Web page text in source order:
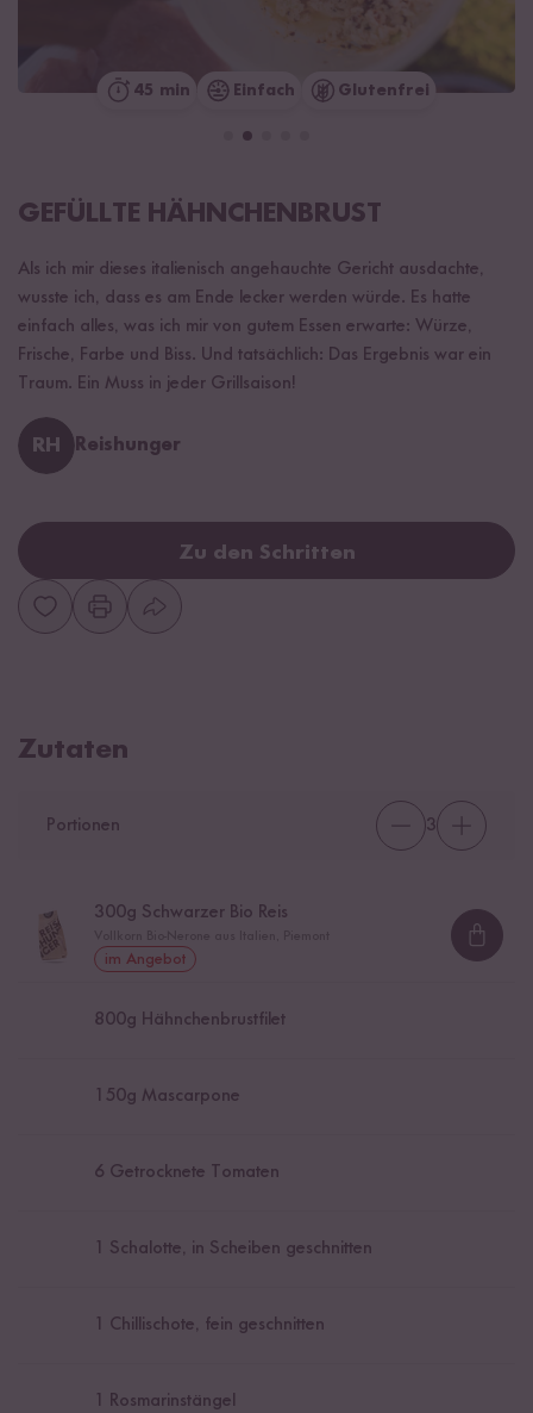
45 min Einfach Glutenfrei
GEFÜLLTE HÄHNCHENBRUST
Als ich mir dieses italienisch angehauchte Gericht ausdachte,
wusste ich, dass es am Ende lecker werden würde. Es hatte
einfach alles, was ich mir von gutem Essen erwarte: Würze,
Frische, Farbe und Biss. Und tatsächlich: Das Ergebnis war ein
Traum. Ein Muss in jeder Grillsaison!
RH Reishunger
Zu den Schritten
Zutaten
Portionen 3
300g Schwarzer Bio Reis
im Angebot
800g Hähnchenbrustfilet
150g Mascarpone
6 Getrocknete Tomaten
1 Schalotte, in Scheiben geschnitten
1 Chillischote, fein geschnitten
1 Rosmarinstängel